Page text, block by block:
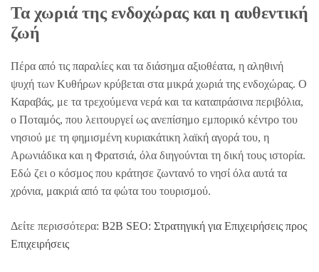
Τα χωριά της ενδοχώρας και η αυθεντική
ζωή
Πέρα από τις παραλίες και τα διάσημα αξιοθέατα, η αληθινή
ψυχή των Κυθήρων κρύβεται στα μικρά χωριά της ενδοχώρας. Ο
Καραβάς, με τα τρεχούμενα νερά και τα καταπράσινα περιβόλια,
ο Ποταμός, που λειτουργεί ως ανεπίσημο εμπορικό κέντρο του
νησιού με τη φημισμένη κυριακάτικη λαϊκή αγορά του, η
Αρωνιάδικα και η Φρατσιά, όλα διηγούνται τη δική τους ιστορία.
Εδώ ζει ο κόσμος που κράτησε ζωντανό το νησί όλα αυτά τα
χρόνια, μακριά από τα φώτα του τουρισμού.
Δείτε περισσότερα: B2B SEO: Στρατηγική για Επιχειρήσεις προς
Επιχειρήσεις